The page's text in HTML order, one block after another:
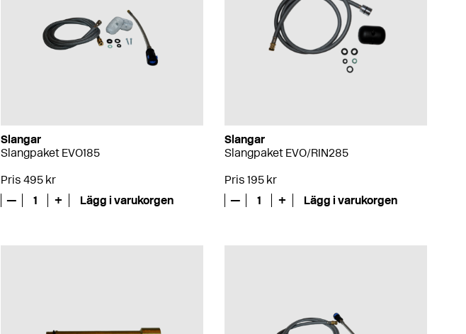
Slangar
Slangpaket EVO185
Pris 495 kr
—
1 + Lägg i varukorgen
Slangar
Slangpaket EVO/RIN285
Pris 195 kr
—
1 + Lägg i varukorgen